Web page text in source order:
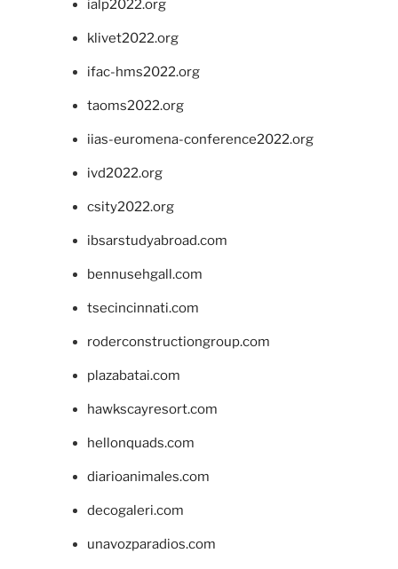
ialp2022.org
klivet2022.org
ifac-hms2022.org
taoms2022.org
iias-euromena-conference2022.org
ivd2022.org
csity2022.org
ibsarstudyabroad.com
bennusehgall.com
tsecincinnati.com
roderconstructiongroup.com
plazabatai.com
hawkscayresort.com
hellonquads.com
diarioanimales.com
decogaleri.com
unavozparadios.com